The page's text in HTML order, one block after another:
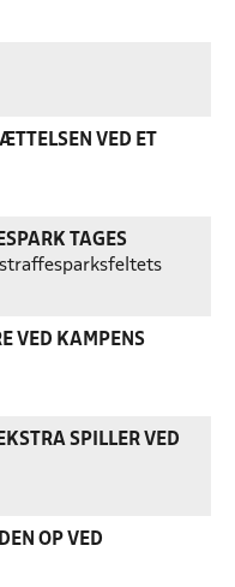
VED ET
TAGES
VED KAMPENS
SPILLER VED
OP VED